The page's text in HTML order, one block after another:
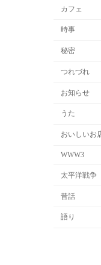
カフェ
時事
秘密
つれづれ
お知らせ
うた
おいしいお
WWW3
太平洋戦争
昔話
語り